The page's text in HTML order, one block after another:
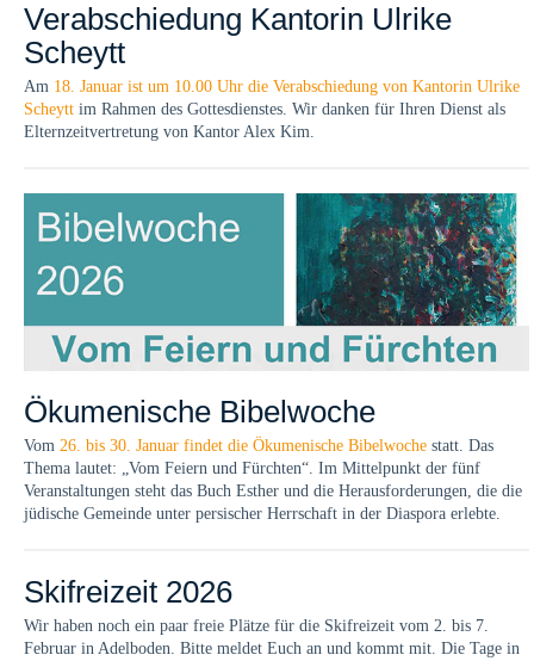
Verabschiedung Kantorin Ulrike
Scheytt
Am 18. Januar ist um 10.00 Uhr die Verabschiedung von Kantorin Ulrike
Scheytt im Rahmen des Gottesdienstes. Wir danken für Ihren Dienst als
Elternzeitvertretung von Kantor Alex Kim.
Ökumenische Bibelwoche
Vom 26. bis 30. Januar findet die Ökumenische Bibelwoche statt. Das
Thema lautet: „Vom Feiern und Fürchten“. Im Mittelpunkt der fünf
Veranstaltungen steht das Buch Esther und die Herausforderungen, die die
jüdische Gemeinde unter persischer Herrschaft in der Diaspora erlebte.
Skifreizeit 2026
Wir haben noch ein paar freie Plätze für die Skifreizeit vom 2. bis 7.
Februar in Adelboden. Bitte meldet Euch an und kommt mit. Die Tage in